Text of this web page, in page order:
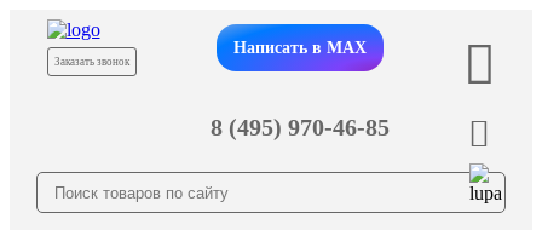
Заказать звонок
Написать в MAX
8 (495) 970-46-85